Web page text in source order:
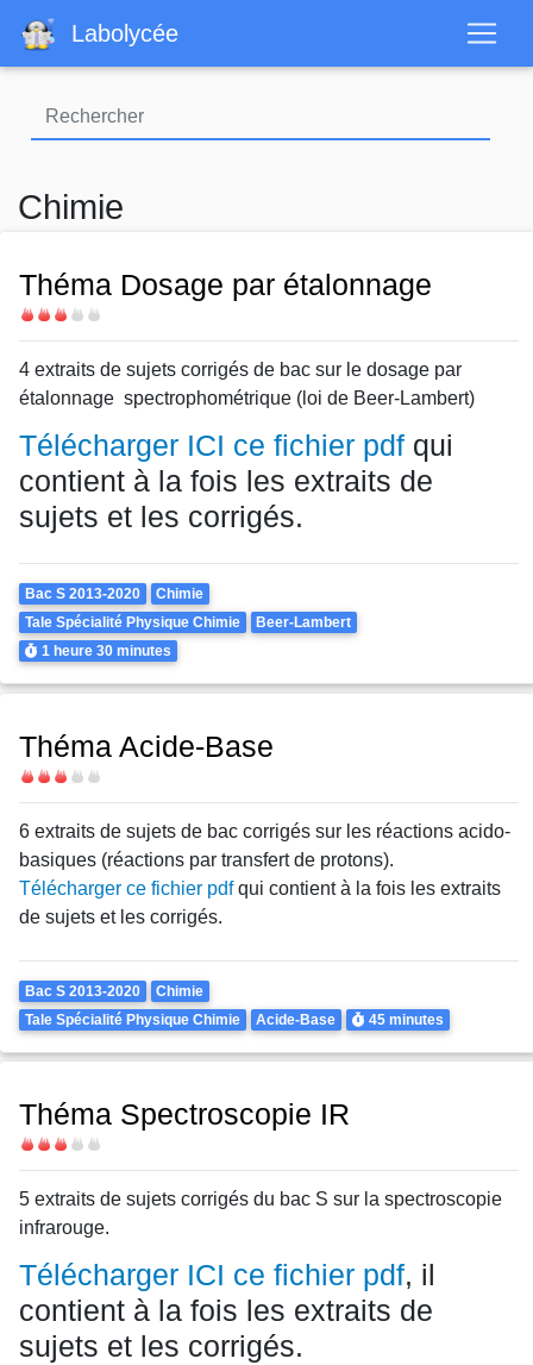
contenu
Labolycée
Chimie
Théma Dosage par étalonnage
Difficulté
4 extraits de sujets corrigés de bac sur le dosage par
étalonnage spectrophométrique (loi de Beer-Lambert)
Télécharger ICI ce fichier pdf qui
contient à la fois les extraits de
sujets et les corrigés.
Theme
Bac S 2013-2020
Chimie
Tale Spécialité Physique Chimie
Beer-Lambert
Durée
1 heure 30 minutes
Théma Acide-Base
Difficulté
6 extraits de sujets de bac corrigés sur les réactions acido-
basiques (réactions par transfert de protons).
Télécharger ce fichier pdfqui contient à la fois les extraits
de sujets et les corrigés.
Theme
Bac S 2013-2020
Chimie
Tale Spécialité Physique Chimie
Acide-Base Durée
45 minutes
Théma Spectroscopie IR
Difficulté
5 extraits de sujets corrigés du bac S sur la spectroscopie
infrarouge.
Télécharger ICI ce fichier pdf, il
contient à la fois les extraits de
sujets et les corrigés.